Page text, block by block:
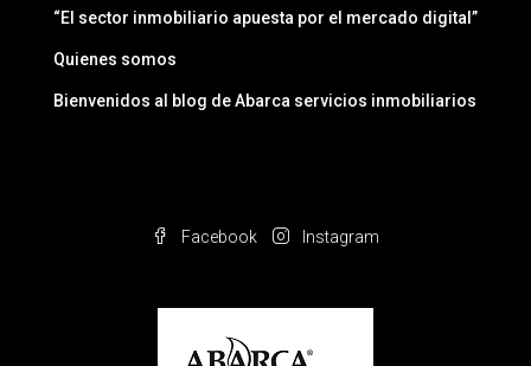
“El sector inmobiliario apuesta por el mercado digital”
Quienes somos
Bienvenidos al blog de Abarca servicios inmobiliarios
Facebook Instagram